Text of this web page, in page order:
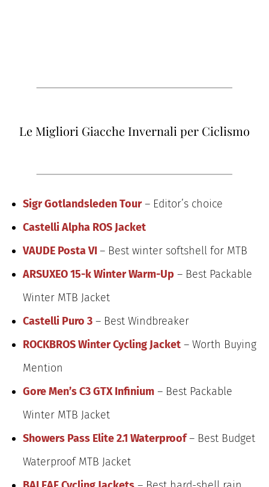
Le Migliori Giacche Invernali per Ciclismo
Sigr Gotlandsleden Tour– Editor’s choice
Castelli Alpha ROS Jacket
VAUDE Posta VI– Best winter softshell for MTB
ARSUXEO 15-k Winter Warm-Up – Best Packable
Winter MTB Jacket
Castelli Puro 3 – Best Windbreaker
ROCKBROS Winter Cycling Jacket – Worth Buying
Mention
Gore Men’s C3 GTX Infinium – Best Packable
Winter MTB Jacket
Showers Pass Elite 2.1 Waterproof– Best Budget
Waterproof MTB Jacket